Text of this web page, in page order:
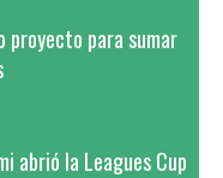
proyecto para sumar
abrió la Leagues Cup